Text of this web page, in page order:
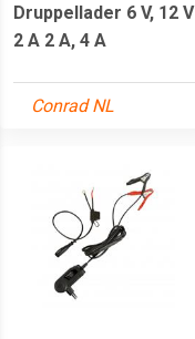
Druppellader 6 V, 12 V
2 A 2 A, 4 A
Conrad NL